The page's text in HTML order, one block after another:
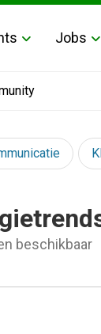
Jobs
beschikbaar